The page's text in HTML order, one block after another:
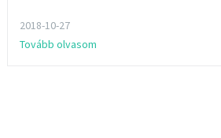
2018-10-27
Tovább olvasom